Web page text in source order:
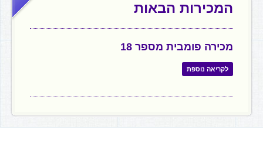
המכירות הבאות
מכירה פומבית מספר 18
לקריאה נוספת